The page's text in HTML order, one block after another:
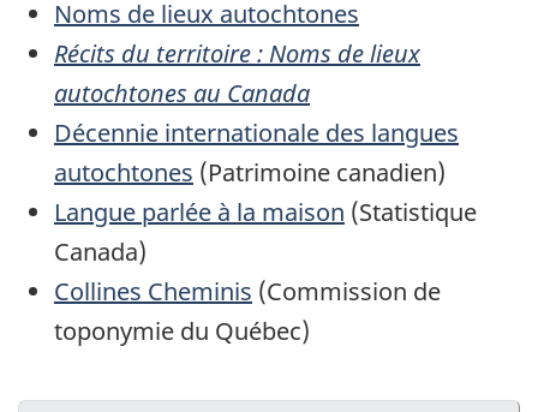
Noms de lieux autochtones
Récits du territoire : Noms de lieux
autochtones au Canada
Décennie internationale des langues
autochtones (Patrimoine canadien)
Langue parlée à la maison (Statistique
Canada)
Collines Cheminis (Commission de
toponymie du Québec)